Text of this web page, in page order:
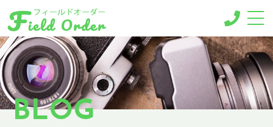
-MENU-
撮影メニュー
-BUSINESS MENU-
法人様向けメニュー
BLOG